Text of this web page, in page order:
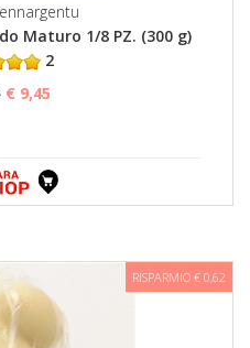
Maturo 1/8 PZ. (300 g)
2
€ 9,45
RISPARMIO € 0,62